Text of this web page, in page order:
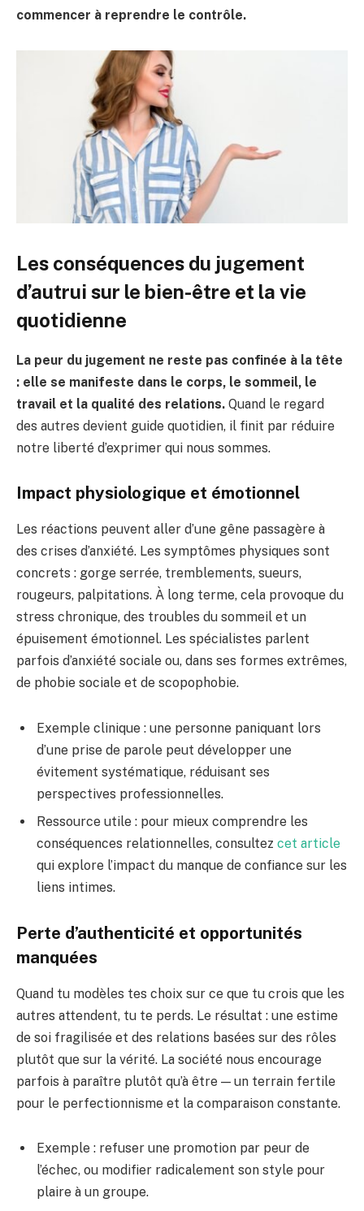
commencer à reprendre le contrôle.
Les conséquences du jugement
d’autrui sur le bien-être et la vie
quotidienne
La peur du jugement ne reste pas confinée à la tête
: elle se manifeste dans le corps, le sommeil, le
travail et la qualité des relations. Quand le regard
des autres devient guide quotidien, il finit par réduire
notre liberté d’exprimer qui nous sommes.
Impact physiologique et émotionnel
Les réactions peuvent aller d’une gêne passagère à
des crises d’anxiété. Les symptômes physiques sont
concrets : gorge serrée, tremblements, sueurs,
rougeurs, palpitations. À long terme, cela provoque du
stress chronique, des troubles du sommeil et un
épuisement émotionnel. Les spécialistes parlent
parfois d’anxiété sociale ou, dans ses formes extrêmes,
de phobie sociale et de scopophobie.
Exemple clinique : une personne paniquant lors
d’une prise de parole peut développer une
évitement systématique, réduisant ses
perspectives professionnelles.
Ressource utile : pour mieux comprendre les
conséquences relationnelles, consultez cet article
qui explore l’impact du manque de confiance sur les
liens intimes.
Perte d’authenticité et opportunités
manquées
Quand tu modèles tes choix sur ce que tu crois que les
autres attendent, tu te perds. Le résultat : une estime
de soi fragilisée et des relations basées sur des rôles
plutôt que sur la vérité. La société nous encourage
parfois à paraître plutôt qu’à être — un terrain fertile
pour le perfectionnisme et la comparaison constante.
Exemple : refuser une promotion par peur de
l’échec, ou modifier radicalement son style pour
plaire à un groupe.